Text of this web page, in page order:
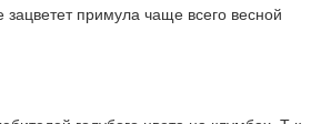
примула чаще всего весной